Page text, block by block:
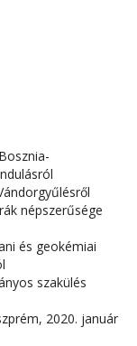
népszerűsége
és geokémiai
szakülés
2020. január